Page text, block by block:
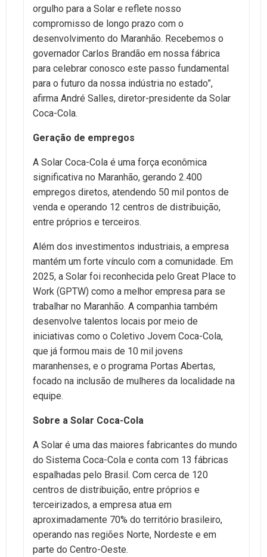
orgulho para a Solar e reflete nosso
compromisso de longo prazo com o
desenvolvimento do Maranhão. Recebemos o
governador Carlos Brandão em nossa fábrica
para celebrar conosco este passo fundamental
para o futuro da nossa indústria no estado”,
afirma André Salles, diretor-presidente da Solar
Coca-Cola.
Geração de empregos
A Solar Coca-Cola é uma força econômica
significativa no Maranhão, gerando 2.400
empregos diretos, atendendo 50 mil pontos de
venda e operando 12 centros de distribuição,
entre próprios e terceiros.
Além dos investimentos industriais, a empresa
mantém um forte vínculo com a comunidade. Em
2025, a Solar foi reconhecida pelo Great Place to
Work (GPTW) como a melhor empresa para se
trabalhar no Maranhão. A companhia também
desenvolve talentos locais por meio de
iniciativas como o Coletivo Jovem Coca-Cola,
que já formou mais de 10 mil jovens
maranhenses, e o programa Portas Abertas,
focado na inclusão de mulheres da localidade na
equipe.
Sobre a Solar Coca-Cola
A Solar é uma das maiores fabricantes do mundo
do Sistema Coca-Cola e conta com 13 fábricas
espalhadas pelo Brasil. Com cerca de 120
centros de distribuição, entre próprios e
terceirizados, a empresa atua em
aproximadamente 70% do território brasileiro,
operando nas regiões Norte, Nordeste e em
parte do Centro-Oeste.